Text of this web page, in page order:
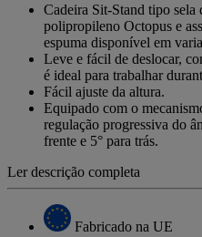
mesma
página.
Cadeira Sit-Stand tipo sela
polipropileno Octopus e
espuma disponível em
Leve e fácil de deslocar,
é ideal para trabalhar
Fácil ajuste da altura.
Equipado com o
regulação progressiva do
frente e 5° para trás.
Ler descrição completa
Fabricado na UE